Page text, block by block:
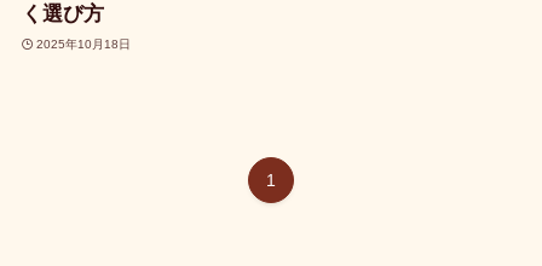
く選び方
2025年10月18日
1